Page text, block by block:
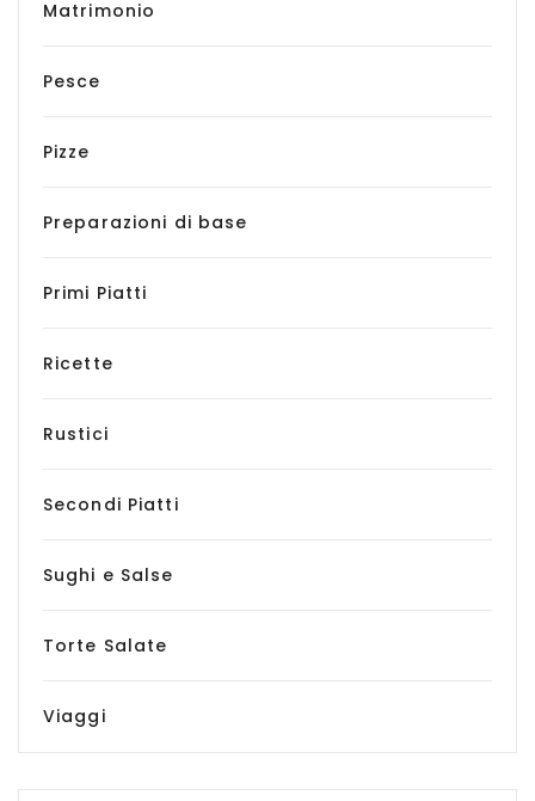
Matrimonio
Pesce
Pizze
Preparazioni di base
Primi Piatti
Ricette
Rustici
Secondi Piatti
Sughi e Salse
Torte Salate
Viaggi